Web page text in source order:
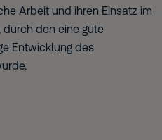
Arbeit und ihren Einsatz im
den eine gute
Entwicklung des